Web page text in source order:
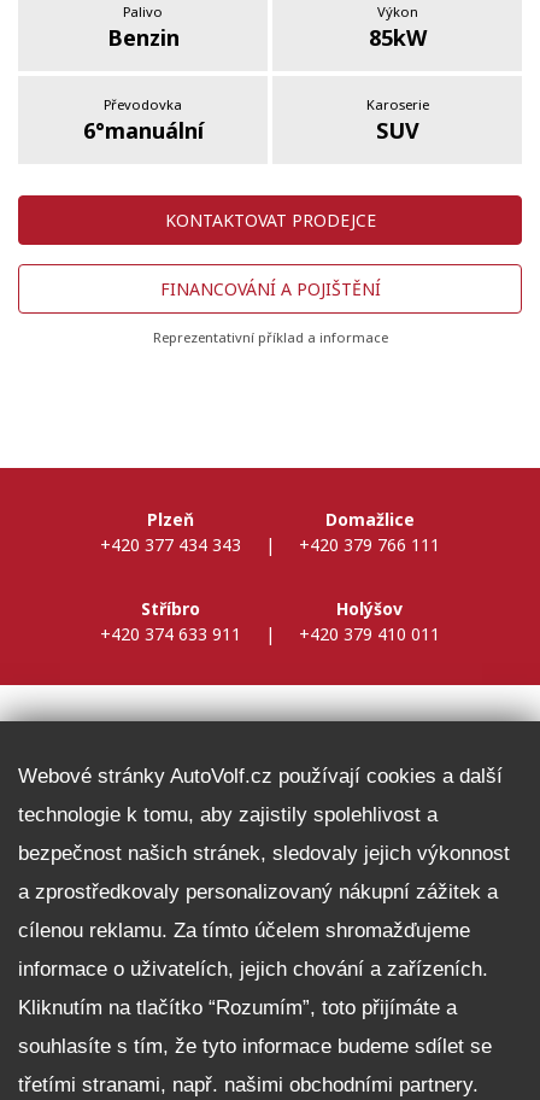
Palivo
Benzin
Výkon
85kW
Převodovka
6°manuální
Karoserie
SUV
KONTAKTOVAT PRODEJCE
FINANCOVÁNÍ A POJIŠTĚNÍ
Reprezentativní příklad a informace
Plzeň
+420 377 434 343
|
Domažlice
+420 379 766 111
Stříbro
+420 374 633 911
|
Holýšov
+420 379 410 011
Fleet program Škoda
Nabídka zaměstnání
Facebook
Reklamační řád
Zásady zpracování osobních údajů pro zákazníky
Upozornění pro věřitele a společníky na jejich práva
Nastavení cookies
Webové stránky AutoVolf.cz používají cookies a další
technologie k tomu, aby zajistily spolehlivost a
bezpečnost našich stránek, sledovaly jejich výkonnost
a zprostředkovaly personalizovaný nákupní zážitek a
cílenou reklamu. Za tímto účelem shromažďujeme
informace o uživatelích, jejich chování a zařízeních.
Kliknutím na tlačítko “Rozumím”, toto přijímáte a
souhlasíte s tím, že tyto informace budeme sdílet se
třetími stranami, např. našimi obchodními partnery.